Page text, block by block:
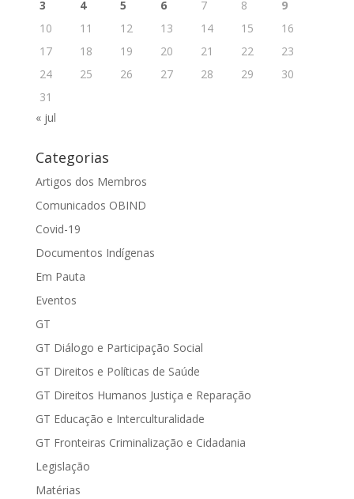
3
4 5 6 7 8
9
10
11 12 13 14 15
16
17
18 19 20 21 22
23
24
25 26 27 28 29
30
31
« jul
Categorias
Artigos dos Membros
Comunicados OBIND
Covid-19
Documentos Indígenas
Em Pauta
Eventos
GT
GT Diálogo e Participação Social
GT Direitos e Políticas de Saúde
GT Direitos Humanos Justiça e Reparação
GT Educação e Interculturalidade
GT Fronteiras Criminalização e Cidadania
Legislação
Matérias